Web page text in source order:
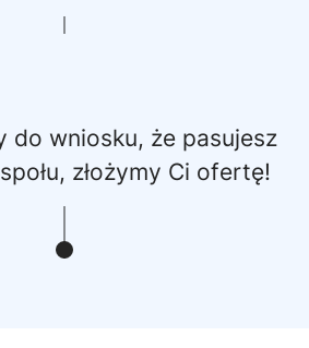
do wniosku, że pasujesz
złożymy Ci ofertę!